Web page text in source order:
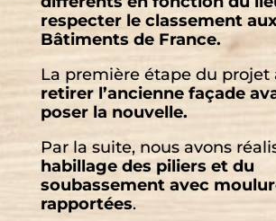
respecter le classement
Bâtiments de France.
La première étape du projet
retirer l’ancienne façade
poser la nouvelle.
Par la suite, nous avons
habillage des piliers et du
soubassement avec
rapportées.